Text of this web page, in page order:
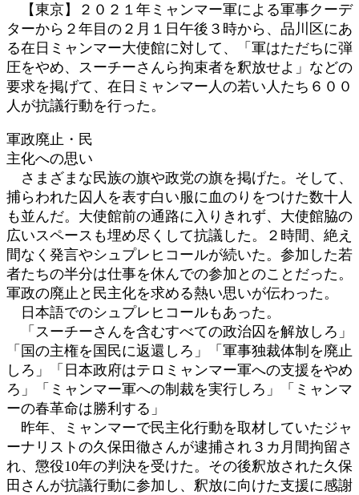
:
【東京】２０２１年ミャンマー軍による軍事クーデ
ターから２年目の２月１日午後３時から、品川区にあ
る在日ミャンマー大使館に対して、「軍はただちに弾
圧をやめ、スーチーさんら拘束者を釈放せよ」などの
要求を掲げて、在日ミャンマー人の若い人たち６００
人が抗議行動を行った。
軍政廃止・民
主化への思い
さまざまな民族の旗や政党の旗を掲げた。そして、
捕らわれた囚人を表す白い服に血のりをつけた数十人
も並んだ。大使館前の通路に入りきれず、大使館脇の
広いスペースも埋め尽くして抗議した。２時間、絶え
間なく発言やシュプレヒコールが続いた。参加した若
者たちの半分は仕事を休んでの参加とのことだった。
軍政の廃止と民主化を求める熱い思いが伝わった。
日本語でのシュプレヒコールもあった。
「スーチーさんを含むすべての政治囚を解放しろ」
「国の主権を国民に返還しろ」「軍事独裁体制を廃止
しろ」「日本政府はテロミャンマー軍への支援をやめ
ろ」「ミャンマー軍への制裁を実行しろ」「ミャンマ
ーの春革命は勝利する」
昨年、ミャンマーで民主化行動を取材していたジャ
ーナリストの久保田徹さんが逮捕され３カ月間拘留さ
れ、懲役10年の判決を受けた。その後釈放された久保
田さんが抗議行動に参加し、釈放に向けた支援に感謝